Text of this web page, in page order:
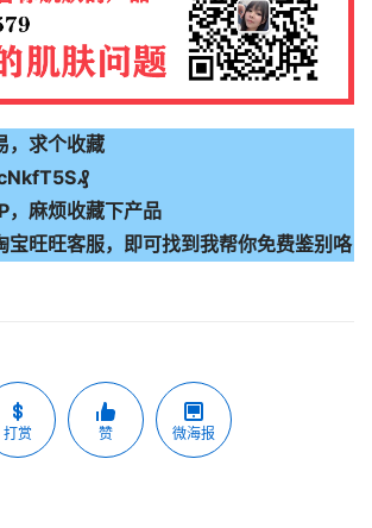
，求个收藏
，麻烦收藏下产品
宝旺旺客服，即可找到我帮你免费鉴别咯
打赏 赞 微海报